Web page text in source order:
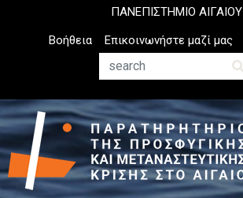
ΠΑΝΕΠΙΣΤΗΜΙΟ ΑΙΓΑΙΟΥ
Top
Header
Βοήθεια
Επικοινωνήστε μαζί μας
Αναζήτηση